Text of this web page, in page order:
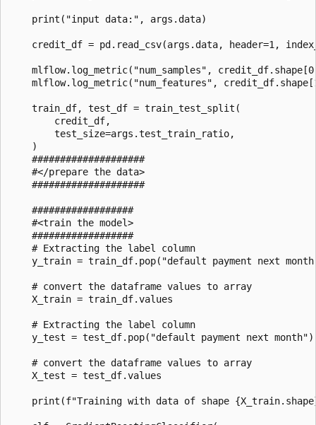
    print("input data:", args.data)
credit_df = pd.read_csv(args.data, header=1,
mlflow.log_metric("num_samples",
mlflow.log_metric("num_features",
    train_df, test_df = train_test_split(
        credit_df,
        test_size=args.test_train_ratio,
    )
    ####################
    #</prepare the data>
    ####################
    ##################
    #<train the model>
    ##################
    # Extracting the label column
y_train = train_df.pop("default payment next
    # convert the dataframe values to array
    X_train = train_df.values
    # Extracting the label column
    y_test = test_df.pop("default payment next month")
    # convert the dataframe values to array
    X_test = test_df.values
print(f"Training with data of shape